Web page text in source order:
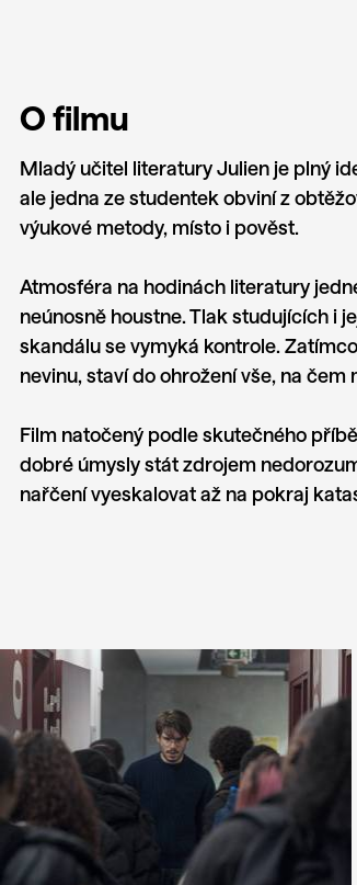
O filmu
Mladý učitel literatury Julien je plný
ale jedna ze studentek obviní z
výukové metody, místo i pověst.
Atmosféra na hodinách literatury
neúnosně houstne. Tlak studujících i
skandálu se vymyká kontrole.
nevinu, staví do ohrožení vše, na čem
Film natočený podle skutečného
dobré úmysly stát zdrojem
nařčení vyeskalovat až na pokraj